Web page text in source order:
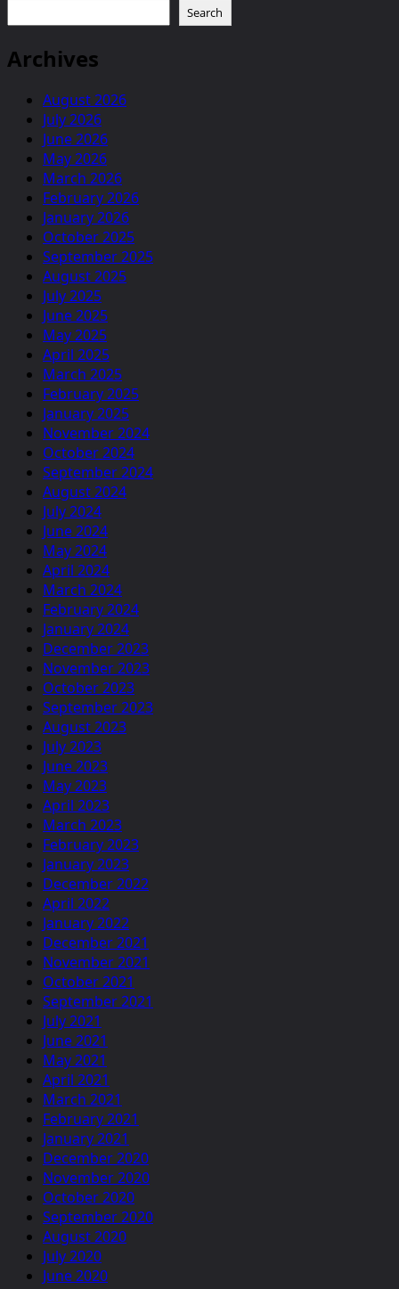
Search
Archives
August 2026
July 2026
June 2026
May 2026
March 2026
February 2026
January 2026
October 2025
September 2025
August 2025
July 2025
June 2025
May 2025
April 2025
March 2025
February 2025
January 2025
November 2024
October 2024
September 2024
August 2024
July 2024
June 2024
May 2024
April 2024
March 2024
February 2024
January 2024
December 2023
November 2023
October 2023
September 2023
August 2023
July 2023
June 2023
May 2023
April 2023
March 2023
February 2023
January 2023
December 2022
April 2022
January 2022
December 2021
November 2021
October 2021
September 2021
July 2021
June 2021
May 2021
April 2021
March 2021
February 2021
January 2021
December 2020
November 2020
October 2020
September 2020
August 2020
July 2020
June 2020